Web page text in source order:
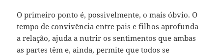
O primeiro ponto é, possivelmente, o mais óbvio. O
tempo de convivência entre pais e filhos aprofunda
a relação, ajuda a nutrir os sentimentos que ambas
as partes têm e, ainda, permite que todos se